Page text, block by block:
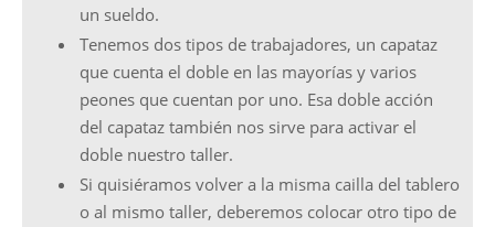
un sueldo.
Tenemos dos tipos de trabajadores, un capataz
que cuenta el doble en las mayorías y varios
peones que cuentan por uno. Esa doble acción
del capataz también nos sirve para activar el
doble nuestro taller.
Si quisiéramos volver a la misma cailla del tablero
o al mismo taller, deberemos colocar otro tipo de